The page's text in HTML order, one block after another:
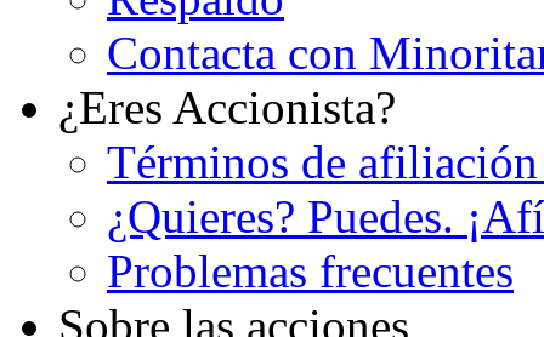
Contacta con
¿Eres Accionista?
Términos de
¿Quieres? Puedes.
Problemas frecuentes
Sobre las acciones